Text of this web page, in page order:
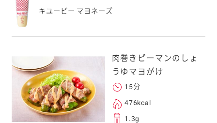
キユーピー マヨネーズ
肉巻きピーマンのしょ
うゆマヨがけ
15分
476kcal
1.3g